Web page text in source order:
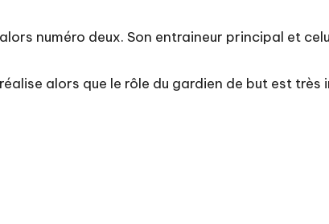
numéro deux. Son entraineur principal et
alors que le rôle du gardien de but est